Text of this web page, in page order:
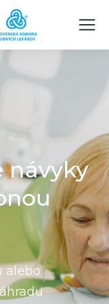
návyky
alebo